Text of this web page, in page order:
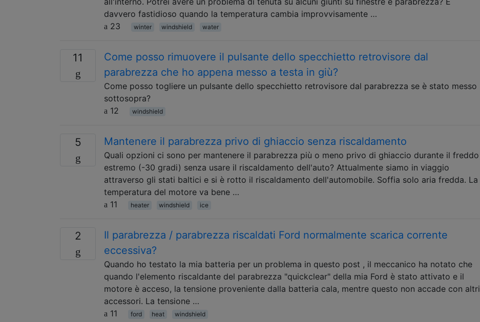
davvero fastidioso quando la temperatura cambia improvvisamente …
23
winter windshield water
11
Come posso rimuovere il pulsante dello specchietto retrovisore dal
parabrezza che ho appena messo a testa in giù?
Come posso togliere un pulsante dello specchietto retrovisore dal parabrezza se è stato messo
sottosopra?
12
windshield
5 Mantenere il parabrezza privo di ghiaccio senza riscaldamento
Quali opzioni ci sono per mantenere il parabrezza più o meno privo di ghiaccio durante il freddo
estremo (-30 gradi) senza usare il riscaldamento dell'auto? Attualmente siamo in viaggio
attraverso gli stati baltici e si è rotto il riscaldamento dell'automobile. Soffia solo aria fredda. La
temperatura del motore va bene …
11
heater windshield ice
2
Il parabrezza / parabrezza riscaldati Ford normalmente scarica corrente
eccessiva?
Quando ho testato la mia batteria per un problema in questo post , il meccanico ha notato che
quando l'elemento riscaldante del parabrezza "quickclear" della mia Ford è stato attivato e il
motore è acceso, la tensione proveniente dalla batteria cala, mentre questo non accade con altri
accessori. La tensione …
11
ford heat windshield